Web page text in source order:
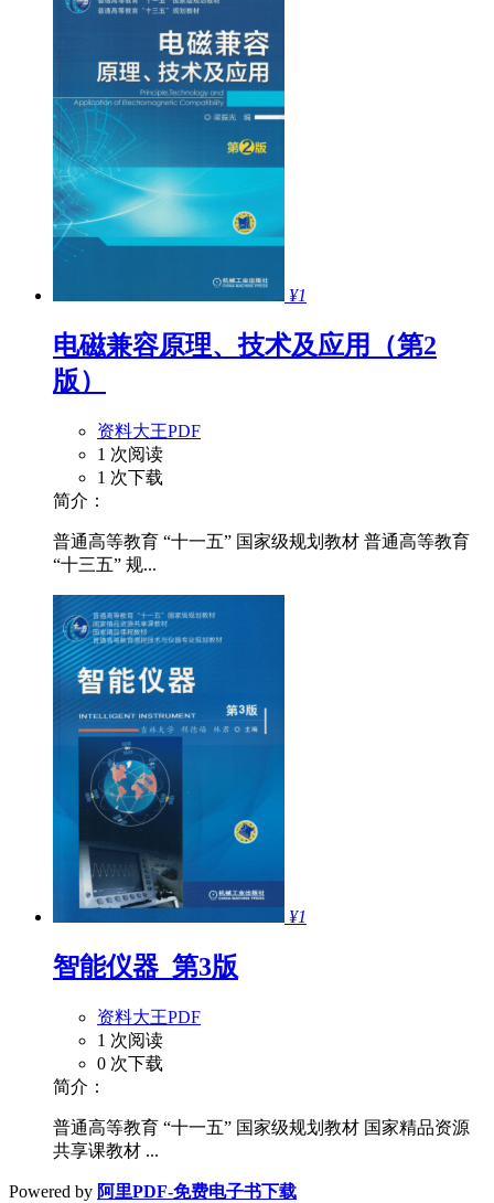
¥1
电磁兼容原理、技术及应用（第2
版）
资料大王PDF
1 次阅读
1 次下载
简介：
普通高等教育 “十一五” 国家级规划教材 普通高等教育
“十三五” 规...
¥1
智能仪器_第3版
资料大王PDF
1 次阅读
0 次下载
简介：
普通高等教育 “十一五” 国家级规划教材 国家精品资源
共享课教材 ...
Powered by 阿里PDF-免费电子书下载